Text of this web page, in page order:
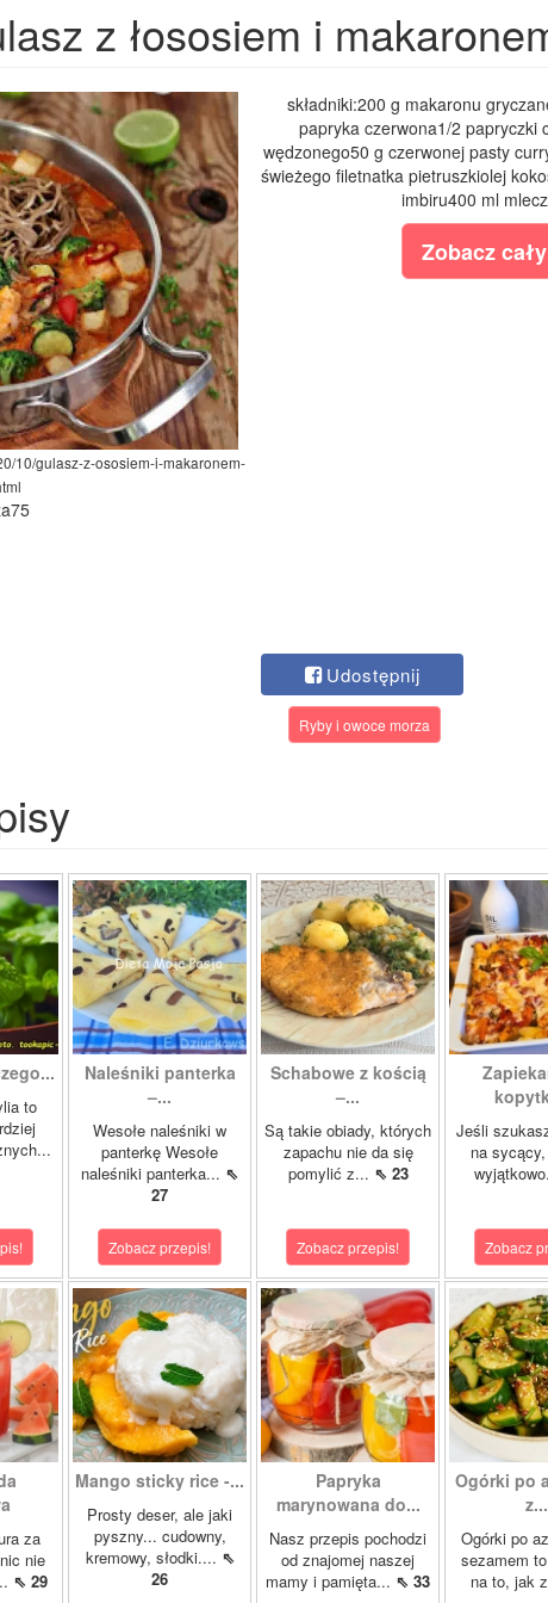
z łososiem i
10/gulasz-z-ososiem-i-makaronem-
składniki:200 g makaronu
papryka czerwona1/2 papryczki
wędzonego50 g czerwonej pasty
świeżego filetnatka pietruszkiolej
imbiru400 ml
Zobacz
Udostępnij
Ryby i owoce morza
to
Naleśniki panterka
–...
Wesołe naleśniki w
panterkę Wesołe
naleśniki panterka... ⇖
27
Zobacz przepis!
Schabowe z kością
–...
Są takie obiady, których
zapachu nie da się
pomylić z... ⇖ 23
Zobacz przepis!
Jeśli
na
Zobacz
za
nie
⇖ 29
Mango sticky rice -...
Prosty deser, ale jaki
pyszny... cudowny,
kremowy, słodki.... ⇖
26
Papryka
marynowana do...
Nasz przepis pochodzi
od znajomej naszej
mamy i pamięta... ⇖ 33
Ogórki po
z...
Ogórki po
sezamem
na to, jak